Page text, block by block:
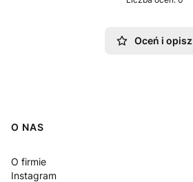
Oceń i opisz
Linki w stopce
O NAS
O firmie
Instagram